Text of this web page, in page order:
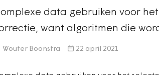
data gebruiken voor
want algoritmen die
Wouter Boonstra 22 april 2021